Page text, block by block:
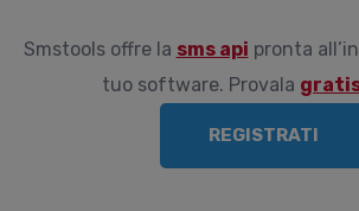
Smstools offre la sms api pronta
tuo software. Provala
REGISTRATI